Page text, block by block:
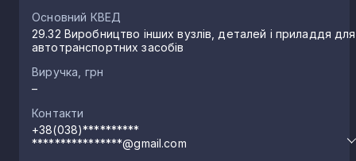
Основний КВЕД
29.32 Виробництво інших вузлів, деталей і приладдя для
автотранспортних засобів
Виручка, грн
–
Контакти
+38(038)**********
****************@gmail.com